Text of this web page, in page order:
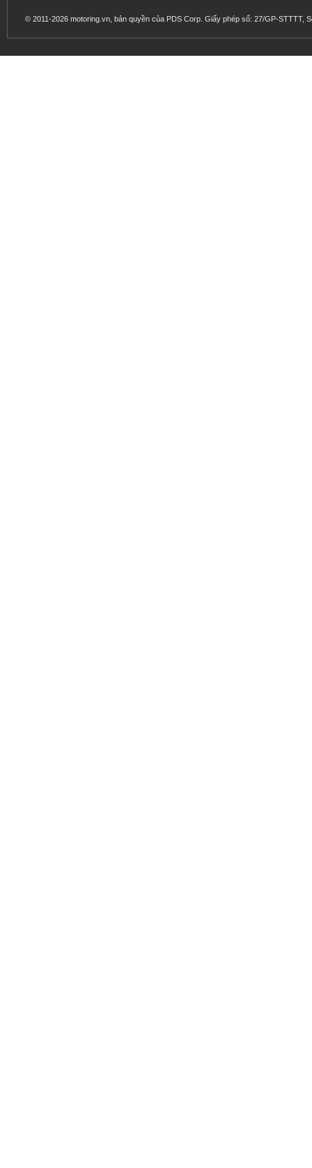
© 2011-2026 motoring.vn, bản quyền của PDS Corp. Giấy phép số: 27/GP-STTTT,